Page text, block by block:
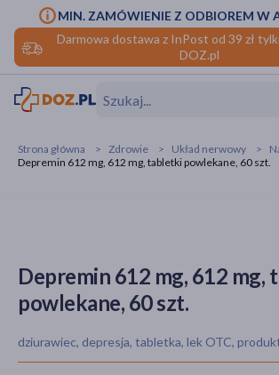
Darmowa dostawa z InPost od 39 zł
DOZ.pl
MIN. ZAMÓWIENIE Z ODBIOREM W
Hit
Strona główna Zdrowie Układ nerwowy
Depremin 612 mg, 612 mg, tabletki powlekane, 60 szt.
Depremin 612 mg, 612 mg,
powlekane, 60 szt.
dziurawiec, depresja, tabletka, lek OTC,